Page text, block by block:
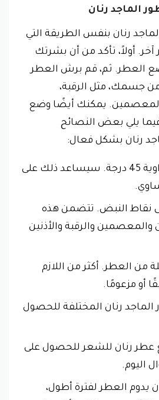
الماجد رنان
رنان بنفس الطريقة التي
أولاً، تأكد من أن بشرتك
العطر. ثم، قم برش العطر
من جسمك، مثل الرقبة،
والمعصمين. يمكنك أيضًا وضع
يلي بعض النصائح
رنان بشكل فعال:
امسك الزجاجة بزاوية 45 درجة. سيساعد ذلك على
نقاط النبض. تتضمن هذه
والرقبة والأذنين
من العطر. أكثر من اللازم
أو مزعومًا.
رنان المختلفة للحصول
رنان للشعر للحصول على
اليوم.
يدوم العطر لفترة أطول،